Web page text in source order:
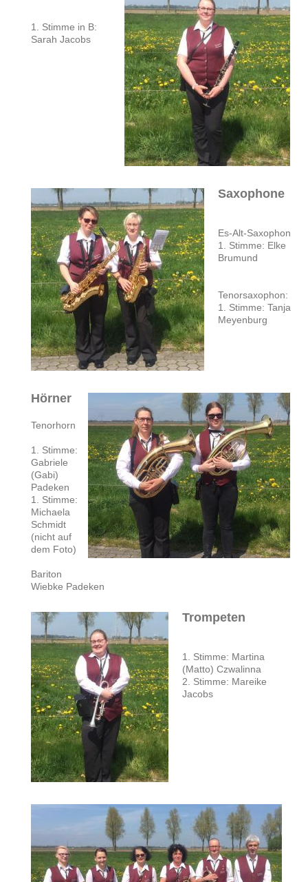
1. Stimme in B:
Sarah Jacobs
Saxophone
Es-Alt-Saxophon
1. Stimme: Elke
Brumund
Tenorsaxophon:
1. Stimme: Tanja
Meyenburg
Hörner
Tenorhorn
1. Stimme:
Gabriele
(Gabi)
Padeken
1. Stimme:
Michaela
Schmidt
(nicht auf
dem Foto)
Bariton
Wiebke Padeken
Trompeten
1. Stimme: Martina
(Matto) Czwalinna
2. Stimme: Mareike
Jacobs